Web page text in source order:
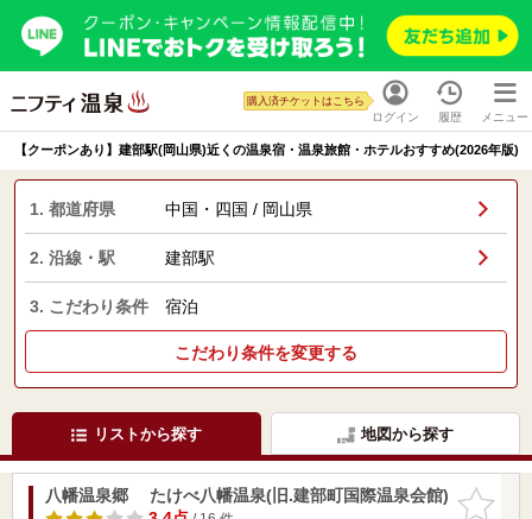
ログイン
購入済チケットはこちら
履歴 メニュー
【クーポンあり】建部駅(岡山県)近くの温泉宿・温泉旅館・ホテルおすすめ(2026年版)
1. 都道府県 中国・四国 / 岡山県
2. 沿線・駅 建部駅
3. こだわり条件 宿泊
こだわり条件を変更する
リストから探す 地図から探す
お気に入
りに追加
八幡温泉郷 たけべ八幡温泉(旧.建部町国際温泉会館)